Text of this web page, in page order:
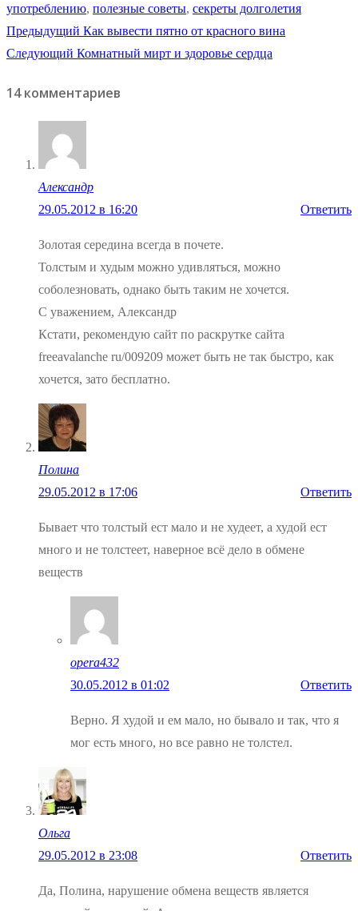
употреблению, полезные советы, секреты долголетия
Навигация
по
записям
Предыдущий Предыдущая
запись:
Как вывести пятно от красного вина
Следующий Следующая
Комнатный мирт и здоровье сердца
14 комментариев
Александр
29.05.2012 в 16:20
Ответить
Золотая середина всегда в почете.
Толстым и худым можно удивляться, можно
соболезновать, однако быть таким не хочется.
С уважением, Александр
Кстати, рекомендую сайт по раскрутке сайта
freeavalanche ru/009209 может быть не так быстро, как
хочется, зато бесплатно.
Полина
29.05.2012 в 17:06
Ответить
Бывает что толстый ест мало и не худеет, а худой ест
много и не толстеет, наверное всё дело в обмене
веществ
opera432
30.05.2012 в 01:02
Ответить
Верно. Я худой и ем мало, но бывало и так, что я
мог есть много, но все равно не толстел.
Ольга
29.05.2012 в 23:08
Ответить
Да, Полина, нарушение обмена веществ является